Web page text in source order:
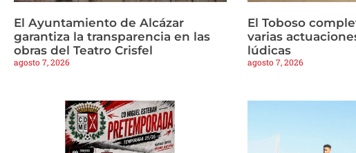
El Ayuntamiento de Alcázar
garantiza la transparencia en las
obras del Teatro Crisfel
agosto 7, 2026
El Toboso
varias
lúdicas
agosto 7, 2026